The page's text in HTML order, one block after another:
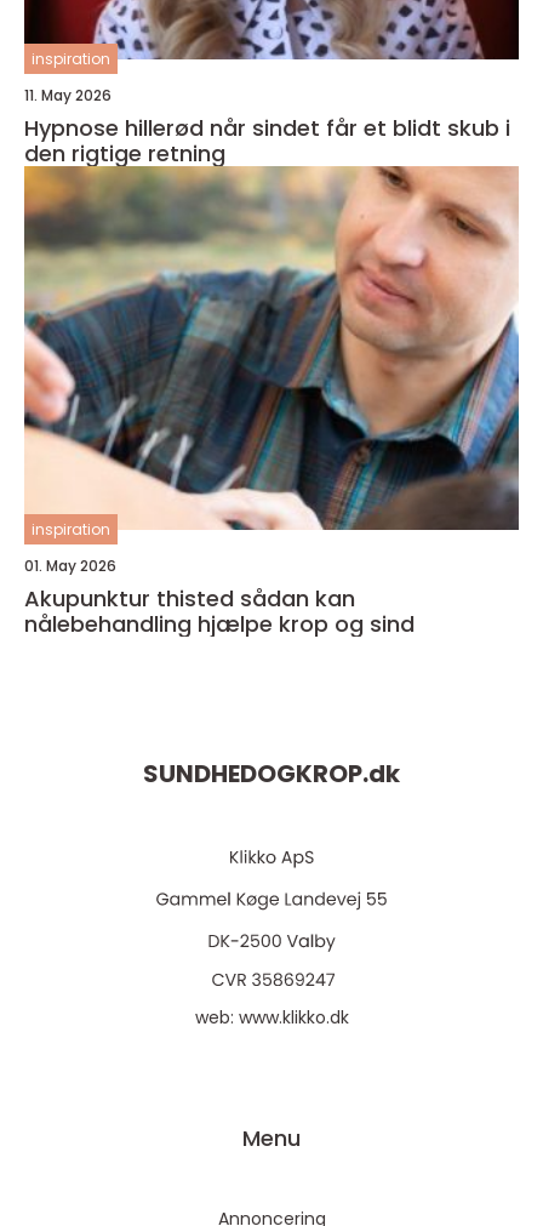
inspiration
11. May 2026
Hypnose hillerød når sindet får et blidt skub i
den rigtige retning
inspiration
01. May 2026
Akupunktur thisted sådan kan
nålebehandling hjælpe krop og sind
SUNDHEDOGKROP.dk
web: www.klikko.dk
Menu
Annoncering